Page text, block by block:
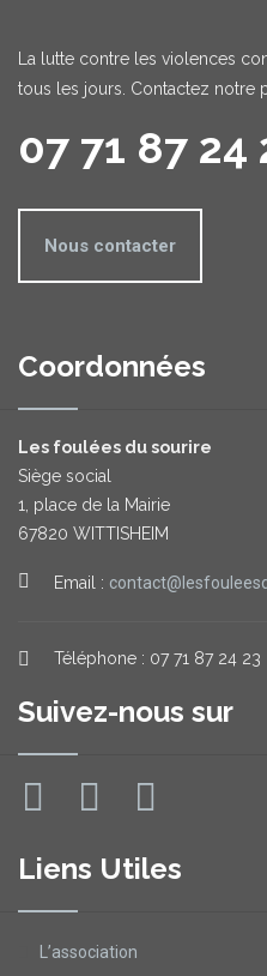
La lutte contre les violences
tous les jours. Contactez notre
07 71 87 24
Nous contacter
Coordonnées
Les foulées du sourire
Siège social
1, place de la Mairie
67820 WITTISHEIM
Email :
Téléphone : 07 71 87 24 23
Suivez-nous sur
Liens Utiles
L’association